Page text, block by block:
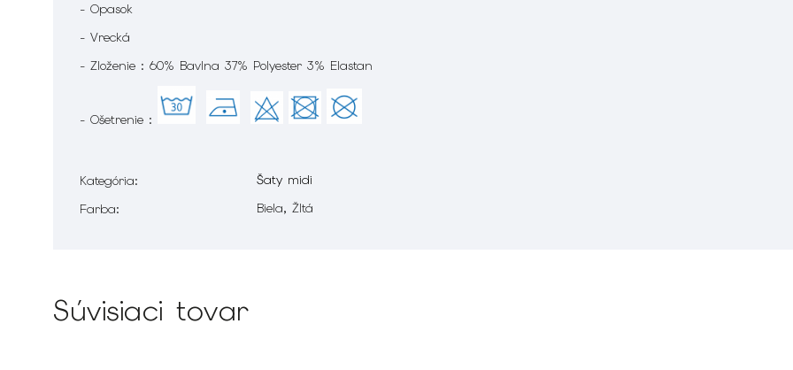
- Opasok
- Vrecká
- Zloženie : 60% Bavlna 37% Polyester 3% Elastan
- Ošetrenie :
Kategória:
Šaty midi
Farba: Biela, Žltá
Súvisiaci tovar